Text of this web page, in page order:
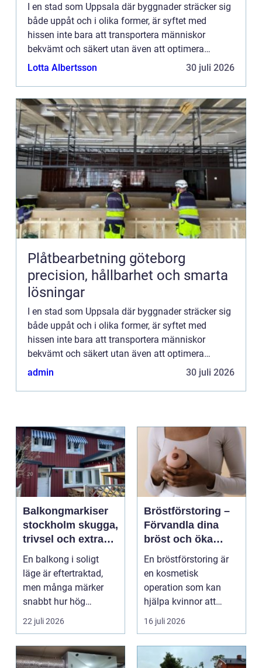
I en stad som Uppsala där byggnader sträcker sig
både uppåt och i olika former, är syftet med
hissen inte bara att transportera människor
bekvämt och säkert utan även att optimera
fastighetens funktional...
Lotta Albertsson 30 juli 2026
Plåtbearbetning göteborg
precision, hållbarhet och smarta
lösningar
I en stad som Uppsala där byggnader sträcker sig
både uppåt och i olika former, är syftet med
hissen inte bara att transportera människor
bekvämt och säkert utan även att optimera
fastighetens funktional...
admin 30 juli 2026
Balkongmarkiser
stockholm skugga,
trivsel och extra
rum utomhus
En balkong i soligt
läge är eftertraktad,
men många märker
snabbt hur hög
värmen kan bli under
somma...
22 juli 2026
Bröstförstoring –
Förvandla dina
bröst och öka
självförtroendet
En bröstförstoring är
en kosmetisk
operation som kan
hjälpa kvinnor att
uppn&ari...
16 juli 2026